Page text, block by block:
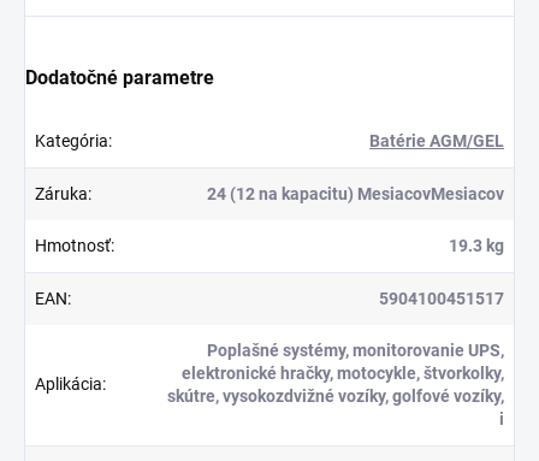
Dodatočné parametre
Kategória: Batérie AGM/GEL
Záruka: 24 (12 na kapacitu) MesiacovMesiacov
Hmotnosť: 19.3 kg
EAN: 5904100451517
Aplikácia:
Poplašné systémy, monitorovanie UPS,
elektronické hračky, motocykle, štvorkolky,
skútre, vysokozdvižné vozíky, golfové vozíky,
i